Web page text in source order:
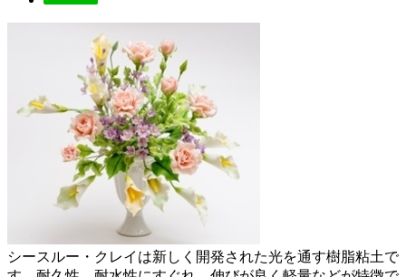
シースルー・クレイは新しく開発された光を通す樹脂粘土で